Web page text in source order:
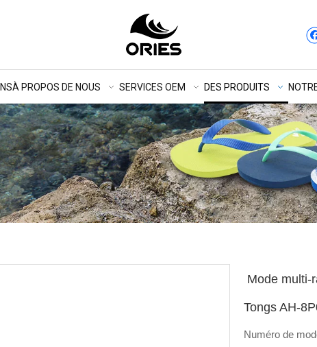
À PROPOS DE NOUS SERVICES OEM DES PRODUITS
Mode multi-
Tongs AH-
Numéro de